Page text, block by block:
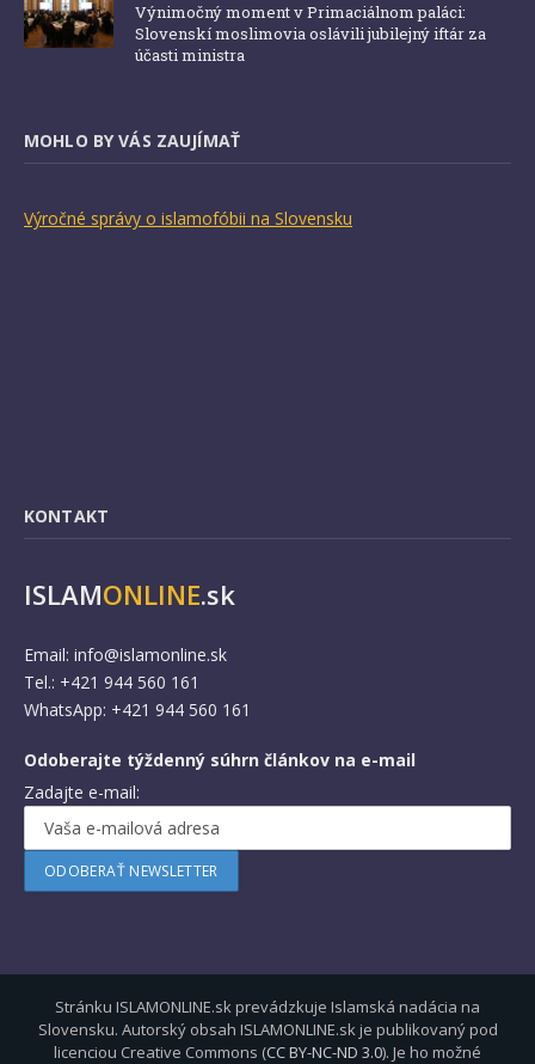
Výnimočný moment v Primaciálnom paláci:
Slovenskí moslimovia oslávili jubilejný iftár za
účasti ministra
MOHLO BY VÁS ZAUJÍMAŤ
Výročné správy o islamofóbii na Slovensku
KONTAKT
ISLAMONLINE.sk
Email: info@islamonline.sk
Tel.: +421 944 560 161
WhatsApp: +421 944 560 161
Odoberajte týždenný súhrn článkov na e-mail
Zadajte e-mail:
Stránku ISLAMONLINE.sk prevádzkuje Islamská nadácia na
Slovensku. Autorský obsah ISLAMONLINE.sk je publikovaný pod
licenciou Creative Commons (CC BY-NC-ND 3.0). Je ho možné